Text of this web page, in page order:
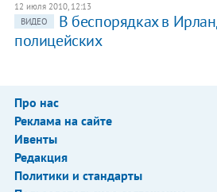
12 июля 2010, 12:13
ВИДЕО
В беспорядках в
полицейских
Про нас
Реклама на сайте
Ивенты
Редакция
Политики и стандарты